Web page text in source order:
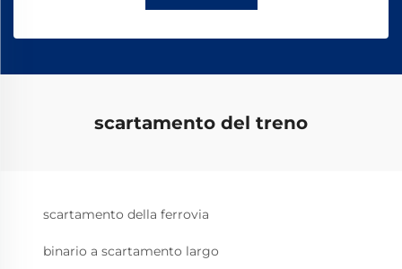
scartamento del treno
scartamento della ferrovia
binario a scartamento largo